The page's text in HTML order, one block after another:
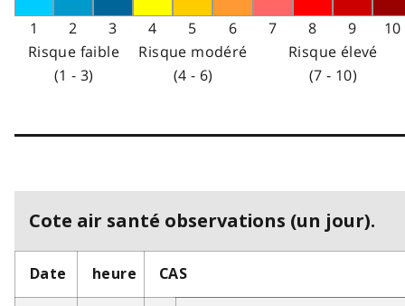
1 2 3 4 5 6 7 8 9
10
Risque faible
(1 - 3)
Risque modéré
(4 - 6)
Risque élevé
(7 - 10)
Cote air santé observations (un jour).
Date heure CAS